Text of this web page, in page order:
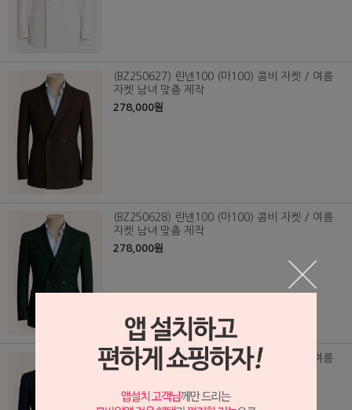
(BZ250627) 린넨100 (마100) 콤비 자켓 / 여름
자켓 남녀 맞춤 제작
278,000원
(BZ250628) 린넨100 (마100) 콤비 자켓 / 여름
자켓 남녀 맞춤 제작
278,000원
(BZ250630) 린넨100 (마100) 콤비 자켓 / 여름
자켓 남녀 맞춤 제작
278,000원